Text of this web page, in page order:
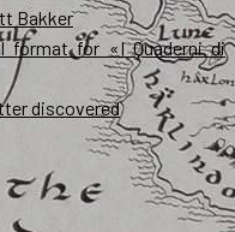
Bakker
format for «I Quaderni di
discovered